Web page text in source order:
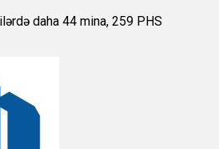
daha 44 mina, 259 PHS